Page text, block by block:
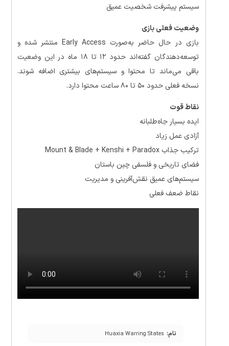
سیستم پیشرفت شخصیت عمیق
وضعیت فعلی بازی
بازی در حال حاضر به‌صورت Early Access منتشر شده و
توسعه‌دهندگان گفته‌اند حدود ۱۲ تا ۱۸ ماه در این وضعیت
باقی می‌ماند تا محتوا و سیستم‌های بیشتری اضافه شوند.
نسخه فعلی حدود ۵۰ تا ۸۰ ساعت محتوا دارد.
نقاط قوت
ایده بسیار جاه‌طلبانه
آزادی عمل زیاد
ترکیب جذاب Mount & Blade + Kenshi + Paradox
فضای تاریخی و فلسفی چین باستان
سیستم‌های عمیق نقش‌آفرینی و مدیریت
نقاط ضعف فعلی
نام: Huaxia Warring States